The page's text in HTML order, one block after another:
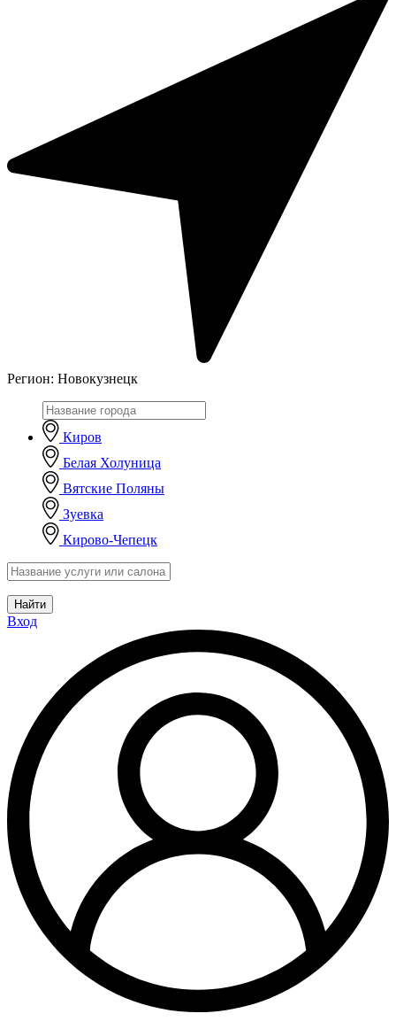
Регион: Новокузнецк
Киров
Белая Холуница
Вятские Поляны
Зуевка
Кирово-Чепецк
Найти
Вход